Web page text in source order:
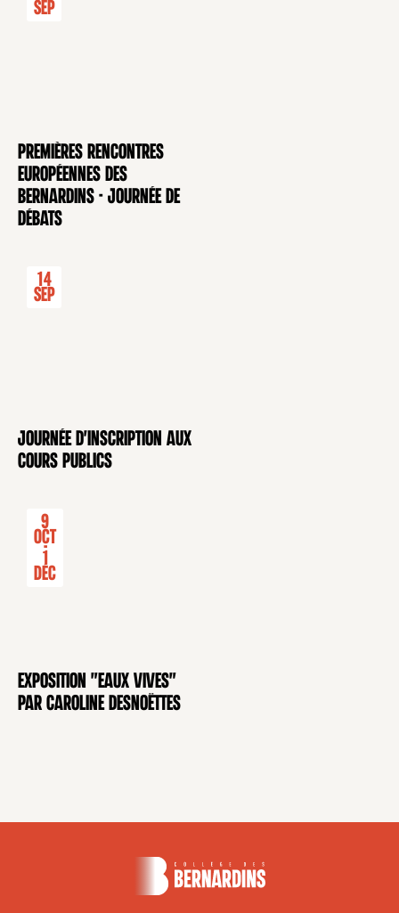
CONFÉRENCE
Sep
Premières rencontres
européennes des
Bernardins - Journée de
débats
CONFÉRENCE
14
Sep
Journée d'inscription aux
cours publics
EXPOSITION
9
Oct
-
1
Déc
Exposition "Eaux Vives"
par Caroline Desnoëttes